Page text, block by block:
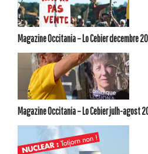
Magazine Occitania – Lo Cebier decembre
Magazine Occitania – Lo Cebier julh-agost